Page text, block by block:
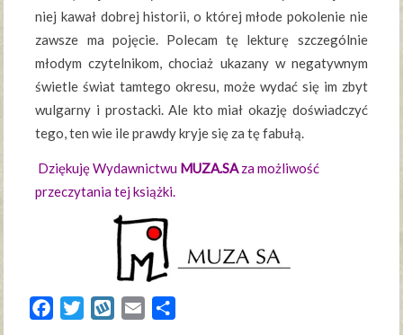
niej kawał dobrej historii, o której młode pokolenie nie
zawsze ma pojęcie. Polecam tę lekturę szczególnie
młodym czytelnikom, chociaż ukazany w negatywnym
świetle świat tamtego okresu, może wydać się im zbyt
wulgarny i prostacki. Ale kto miał okazję doświadczyć
tego, ten wie ile prawdy kryje się za tę fabułą.
Dziękuję Wydawnictwu MUZA.SAza możliwość
przeczytania tej książki.
FacebookTwitterWykopEmail